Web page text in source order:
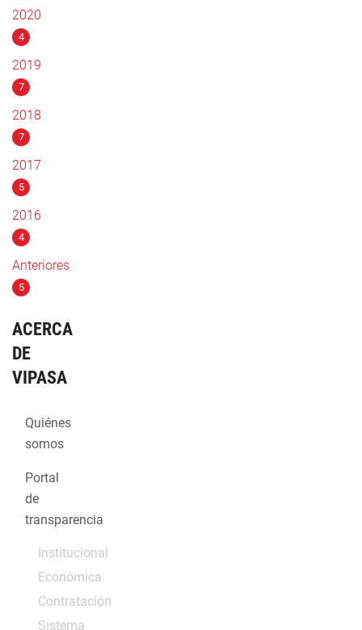
2020
4
2019
7
2018
7
2017
5
2016
4
Anteriores
5
ACERCA
DE
VIPASA
Quiénes
somos
Portal
de
transparencia
Institucional
Económica
Contratación
Sistema